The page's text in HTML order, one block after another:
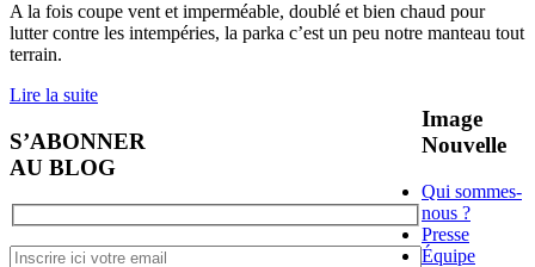
A la fois coupe vent et imperméable, doublé et bien chaud pour
lutter contre les intempéries, la parka c’est un peu notre manteau tout
terrain.
Lire la suite
S’ABONNER
AU BLOG
Image
Nouvelle
Qui sommes-
nous ?
Presse
Équipe